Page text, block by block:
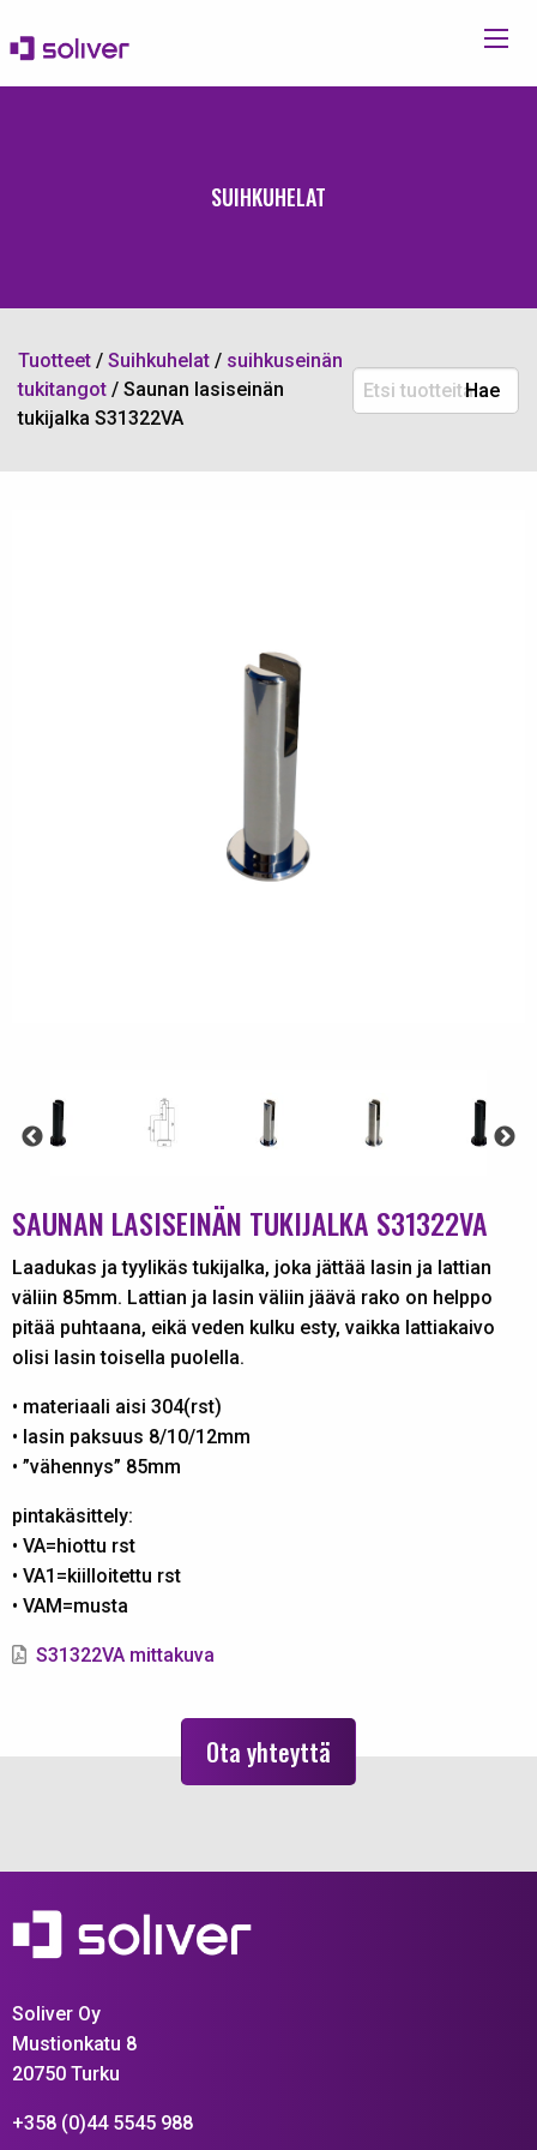
SUIHKUHELAT
Tuotteet / Suihkuhelat / suihkuseinän
tukitangot / Saunan lasiseinän
tukijalka S31322VA
Etsi
tuotteita:
Hae
SAUNAN LASISEINÄN TUKIJALKA S31322VA
Laadukas ja tyylikäs tukijalka, joka jättää lasin ja lattian
väliin 85mm. Lattian ja lasin väliin jäävä rako on helppo
pitää puhtaana, eikä veden kulku esty, vaikka lattiakaivo
olisi lasin toisella puolella.
• materiaali aisi 304(rst)
• lasin paksuus 8/10/12mm
• ”vähennys” 85mm
pintakäsittely:
• VA=hiottu rst
• VA1=kiilloitettu rst
• VAM=musta
S31322VA mittakuva
Ota yhteyttä
Soliver Oy
Mustionkatu 8
20750 Turku
+358 (0)44 5545 988